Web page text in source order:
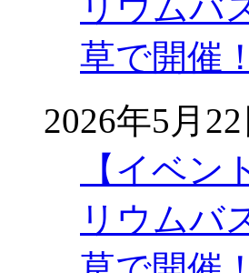
草で開催！
2026年5月22
【イベ
リウムバ